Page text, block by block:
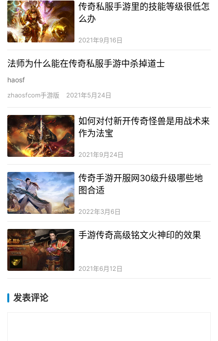
传奇私服手游里的技能等级很低怎
么办
2021年9月16日
法师为什么能在传奇私服手游中杀掉道士
haosf
zhaosfcom手游版 2021年5月24日
如何对付新开传奇怪兽是用战术来
作为法宝
2021年9月24日
传奇手游开服网30级升级哪些地
图合适
2022年3月6日
手游传奇高级铭文火神印的效果
2021年6月12日
发表评论